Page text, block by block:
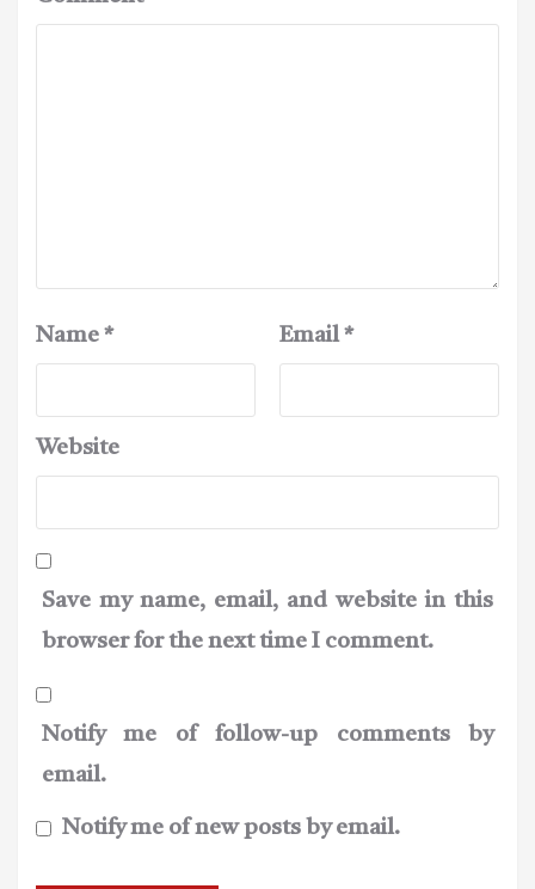
Name * Email*
Website
Save my name, email, and website in this
browser for the next time I comment.
Notify me of follow-up comments by
email.
Notify me of new posts by email.